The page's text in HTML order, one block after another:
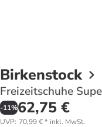
Birkenstock
Freizeitschuhe
-11%62,75 €
UVP: 70,99 €* inkl. MwSt.